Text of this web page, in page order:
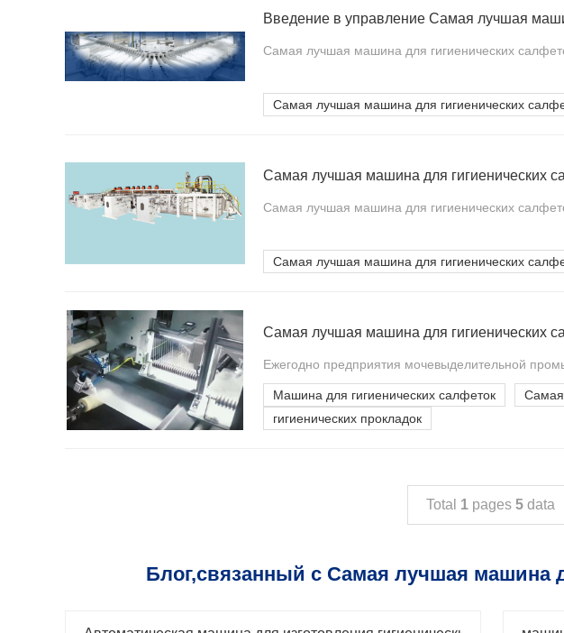
Самая лучшая машина для гигиенических
Самая лучшая машина для гигиенических
Самая лучшая машина для гигиенических
Самая лучшая машина для гигиенических
Ежегодно предприятия мочевыделительной
Машина для гигиенических салфеток
Самая
гигиенических прокладок
Total 1 pages 5 data
Блог,связанный с Самая лучшая машина